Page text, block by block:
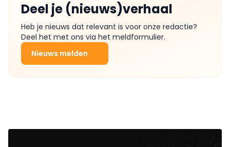
Deel je (nieuws)verhaal
Heb je nieuws dat relevant is voor onze redactie?
Deel het met ons via het meldformulier.
Nieuws melden